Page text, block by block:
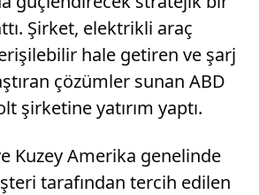
Şirket, elektrikli araç
hale getiren ve şarj
çözümler sunan ABD
şirketine yatırım yaptı.
Kuzey Amerika genelinde
tarafından tercih edilen